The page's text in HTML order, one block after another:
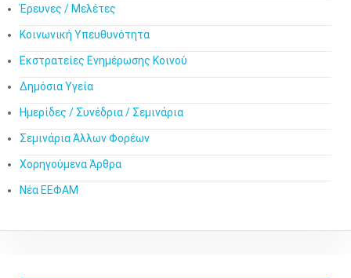
Έρευνες / Μελέτες
Κοινωνική Υπευθυνότητα
Εκστρατείες Ενημέρωσης Κοινού
Δημόσια Υγεία
Ημερίδες / Συνέδρια / Σεμινάρια
Σεμινάρια Άλλων Φορέων
Χορηγούμενα Άρθρα
Νέα ΕΕΦΑΜ